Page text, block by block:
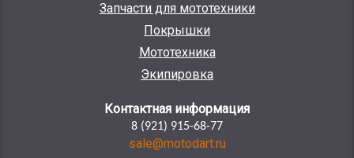
Запчасти для мототехники
Покрышки
Мототехника
Экипировка
Контактная информация
8 (921) 915-68-77
sale@motodart.ru